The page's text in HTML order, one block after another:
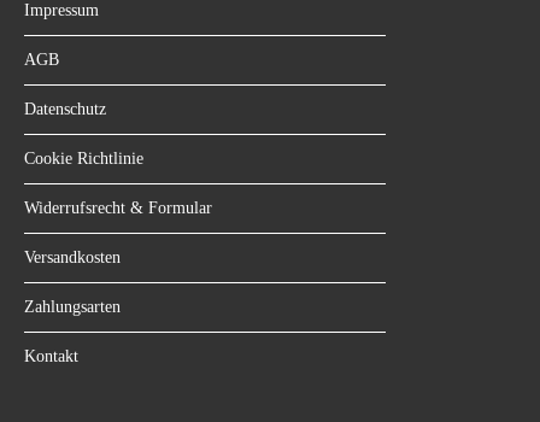
Impressum
AGB
Datenschutz
Cookie Richtlinie
Widerrufsrecht & Formular
Versandkosten
Zahlungsarten
Kontakt